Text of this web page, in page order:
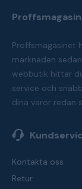
Proffsmagasinet
marknaden
webbutik hittar
service och
dina varor redan
Kontakta oss
Retur